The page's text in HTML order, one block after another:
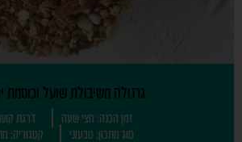
גרנולה משיבולת שועל וכוסמת
זמן הכנה: חצי שעה
דרגת
סוג מתכון: טבעוני
קטגוריה: